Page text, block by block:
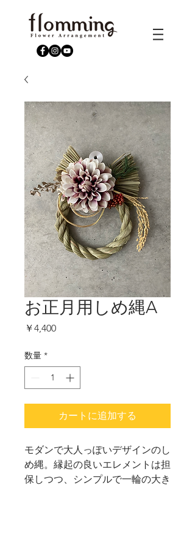
お正月用しめ縄A
￥4,400価
数量 *
カートに追加する
モダンで大人っぽいデザインのし
め縄。縁起の良いエレメントは担
保しつつ、シンプルで一輪の大き